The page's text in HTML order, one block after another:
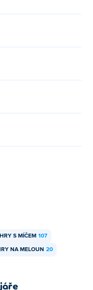
si jejich další hry
zařízeních a
zařízeních,
HRY S MÍČEM 107
NA MELOUN 20